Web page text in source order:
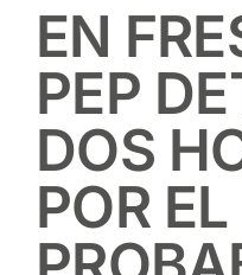
EN
PEP
DOS
POR EL